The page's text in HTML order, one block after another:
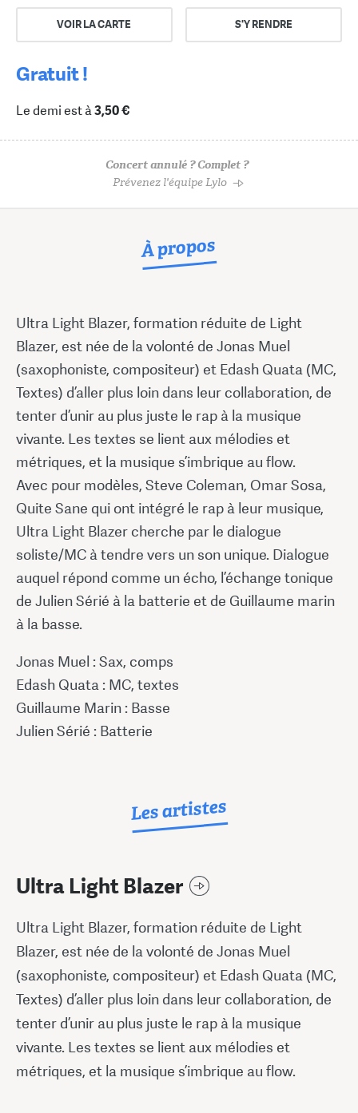
VOIR LA CARTE S'Y RENDRE
Gratuit !
Le demi est à3,50 €
Concert annulé ? Complet ?
Prévenez l'équipe Lylo
À propos
Ultra Light Blazer, formation réduite de Light
Blazer, est née de la volonté de Jonas Muel
(saxophoniste, compositeur) et Edash Quata (MC,
Textes) d’aller plus loin dans leur collaboration, de
tenter d’unir au plus juste le rap à la musique
vivante. Les textes se lient aux mélodies et
métriques, et la musique s’imbrique au flow.
Avec pour modèles, Steve Coleman, Omar Sosa,
Quite Sane qui ont intégré le rap à leur musique,
Ultra Light Blazer cherche par le dialogue
soliste/MC à tendre vers un son unique. Dialogue
auquel répond comme un écho, l’échange tonique
de Julien Sérié à la batterie et de Guillaume marin
à la basse.
Jonas Muel : Sax, comps
Edash Quata : MC, textes
Guillaume Marin : Basse
Julien Sérié : Batterie
Les artistes
Ultra Light Blazer
Ultra Light Blazer, formation réduite de Light
Blazer, est née de la volonté de Jonas Muel
(saxophoniste, compositeur) et Edash Quata (MC,
Textes) d’aller plus loin dans leur collaboration, de
tenter d’unir au plus juste le rap à la musique
vivante. Les textes se lient aux mélodies et
métriques, et la musique s’imbrique au flow.